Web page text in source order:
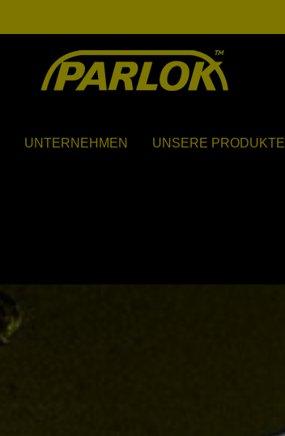
UNTERNEHMEN UNSERE PRODUKTE